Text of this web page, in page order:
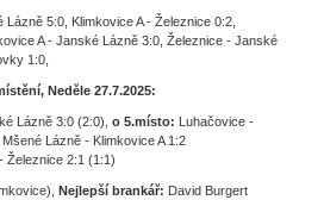
5:0, Klimkovice A - Železnice 0:2,
A - Janské Lázně 3:0, Železnice - Janské
1:0,
Neděle 27.7.2025:
Lázně 3:0 (2:0), o 5.místo: Luhačovice -
Mšené Lázně - Klimkovice A 1:2
Železnice 2:1 (1:1)
Nejlepší brankář: David Burgert